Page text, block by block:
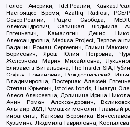
Голос Америки, Idel.Реалии,
Настоящее Время, Azatliq Radiosi, PCE/
Север.Реалии, Радио Свобода,
Александрович, Савицкая Людмила
Евгеньевич, Камалягин Денис
Александровна, Medusa Project, Первое
Баданин Роман Сергеевич, Гликин
Борисович, Ярош Юлия Петровна,
Железнова Мария Михайловна,
Елизавета Витальевна, The Insider SIA,
Софья Романовна, Рождественский
Владимировна, Постернак Алексей
Степан Юрьевич, Istories fonds, Шмагун
Алеся Алексеевна, Долинина Ирина
Анин Роман Александрович,
Альтаир 2021, Ромашки монолит, Главный
иноагенты, Каткова Вероника
Кузьмина Людмила Гавриловна,